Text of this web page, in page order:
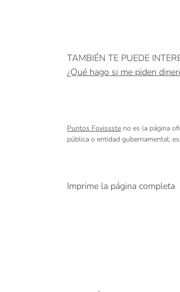
TAMBIÉN TE PUEDE
¿Qué hago si me piden
Puntos Fovissste no es la página
pública o entidad gubernamental;
Imprime la página completa